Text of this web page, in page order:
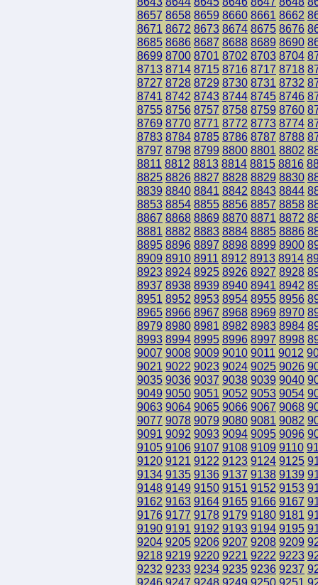
8657 8658 8659 8660 8661 8662
8671 8672 8673 8674 8675 8676
8685 8686 8687 8688 8689 8690
8699 8700 8701 8702 8703 8704
8713 8714 8715 8716 8717 8718
8727 8728 8729 8730 8731 8732
8741 8742 8743 8744 8745 8746
8755 8756 8757 8758 8759 8760
8769 8770 8771 8772 8773 8774
8783 8784 8785 8786 8787 8788
8797 8798 8799 8800 8801 8802
8811 8812 8813 8814 8815 8816
8825 8826 8827 8828 8829 8830
8839 8840 8841 8842 8843 8844
8853 8854 8855 8856 8857 8858
8867 8868 8869 8870 8871 8872
8881 8882 8883 8884 8885 8886
8895 8896 8897 8898 8899 8900
8909 8910 8911 8912 8913 8914
8923 8924 8925 8926 8927 8928
8937 8938 8939 8940 8941 8942
8951 8952 8953 8954 8955 8956
8965 8966 8967 8968 8969 8970
8979 8980 8981 8982 8983 8984
8993 8994 8995 8996 8997 8998
9007 9008 9009 9010 9011 9012
9021 9022 9023 9024 9025 9026
9035 9036 9037 9038 9039 9040
9049 9050 9051 9052 9053 9054
9063 9064 9065 9066 9067 9068
9077 9078 9079 9080 9081 9082
9091 9092 9093 9094 9095 9096
9105 9106 9107 9108 9109 9110
9120 9121 9122 9123 9124 9125
9134 9135 9136 9137 9138 9139
9148 9149 9150 9151 9152 9153
9162 9163 9164 9165 9166 9167
9176 9177 9178 9179 9180 9181
9190 9191 9192 9193 9194 9195
9204 9205 9206 9207 9208 9209
9218 9219 9220 9221 9222 9223
9232 9233 9234 9235 9236 9237
9246 9247 9248 9249 9250 9251